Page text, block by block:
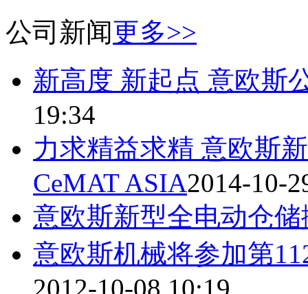
公司新闻更多>>
新高度 新起点 意欧斯
19:34
力求精益求精 意欧斯
CeMAT ASIA2014-10-
意欧斯新型全电动仓
意欧斯机械将参加第